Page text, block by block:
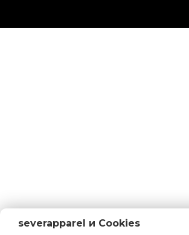
severapparel и Cookies